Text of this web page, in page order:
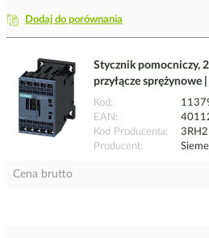
Dodaj do porównania
Stycznik pomocniczy,
przyłącze sprężynowe
Kod
EAN
Kod Producenta
Producent
Cena brutto